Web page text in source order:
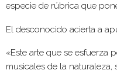
especie de rúbrica que
El desconocido acierta a
«Este arte que se esfuerza
musicales de la